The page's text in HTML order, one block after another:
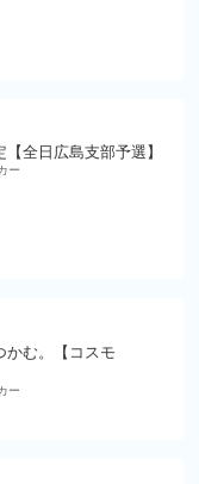
全日広島支部予選】
ー
かむ。【コスモ
ー